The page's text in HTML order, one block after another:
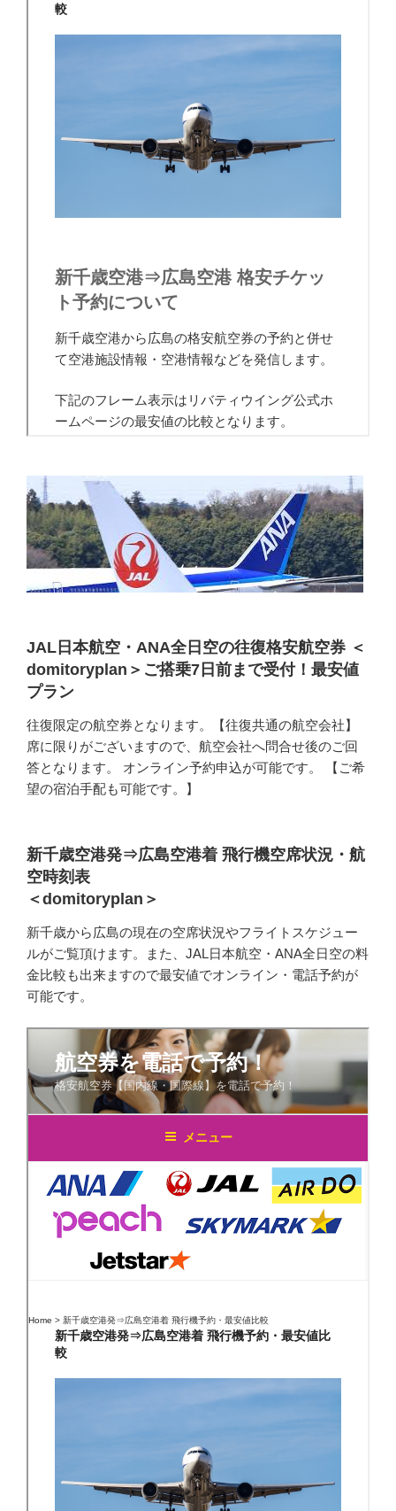
JAL日本航空・ANA全日空の往復格安航空券 ＜
domitoryplan＞ご搭乗7日前まで受付！最安値
プラン
往復限定の航空券となります。【往復共通の航空会社】
席に限りがございますので、航空会社へ問合せ後のご回
答となります。 オンライン予約申込が可能です。 【ご希
望の宿泊手配も可能です。】
新千歳空港発⇒広島空港着 飛行機空席状況・航
空時刻表
＜domitoryplan＞
新千歳から広島の現在の空席状況やフライトスケジュー
ルがご覧頂けます。また、JAL日本航空・ANA全日空の料
金比較も出来ますので最安値でオンライン・電話予約が
可能です。